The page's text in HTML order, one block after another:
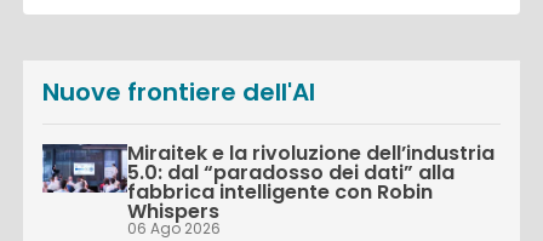
Nuove frontiere dell'AI
Miraitek e la rivoluzione dell’industria
5.0: dal “paradosso dei dati” alla
fabbrica intelligente con Robin
Whispers
06 Ago 2026